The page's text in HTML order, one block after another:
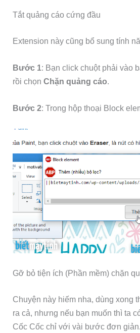
Tắt quảng cáo cứng đầu
Extension này cũng bổ sung tính
Bước 1: Bạn click chuột phải vào
rồi chọnChặn quảng cáo.
Bước 2: Trong hộp thoại Block
Gỡ bỏ tiện ích (Phần mềm) chặn
Chuyện này hiếm nha, dùng xong
ra cả, nhưng nếu bạn muốn thì ta
Cốc Cốc chỉ với vài bước đơn giản.